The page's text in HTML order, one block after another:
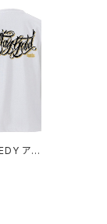
アイ
ンズ ロ
ロ